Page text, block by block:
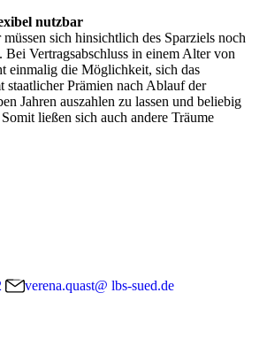
nutzbar
sich hinsichtlich des Sparziels noch
Bei Vertragsabschluss in einem Alter von
einmalig die Möglichkeit, sich das
staatlicher Prämien nach Ablauf der
Jahren auszahlen zu lassen und beliebig
ließen sich auch andere Träume
verena.quast@ lbs-sued.de